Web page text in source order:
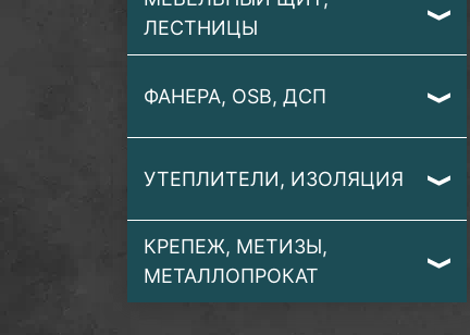
ЛЕСТНИЦЫ
ФАНЕРА, OSB, ДСП
УТЕПЛИТЕЛИ, ИЗОЛЯЦИЯ
КРЕПЕЖ, МЕТИЗЫ,
МЕТАЛЛОПРОКАТ